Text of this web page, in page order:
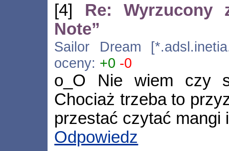
[4] Re: Wyrzucony
Note”
Sailor Dream
oceny: +0 -0
o_O Nie wiem czy
Chociaż trzeba to
przestać czytać mangi
Odpowiedz